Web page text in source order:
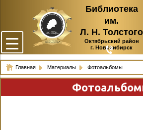
Библиотека
им.
Л. Н. Толстого
Октябрьский район
г. Новосибирск
Главная Материалы Фотоальбомы